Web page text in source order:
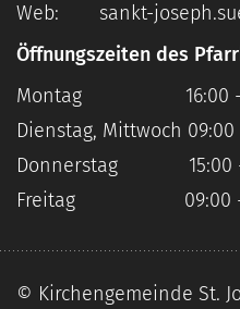
Web:
sankt-
Öffnungszeiten des
Montag 16:00 -
Dienstag, Mittwoch 09:00
Donnerstag 15:00 -
Freitag 09:00 -
© Kirchengemeinde St.